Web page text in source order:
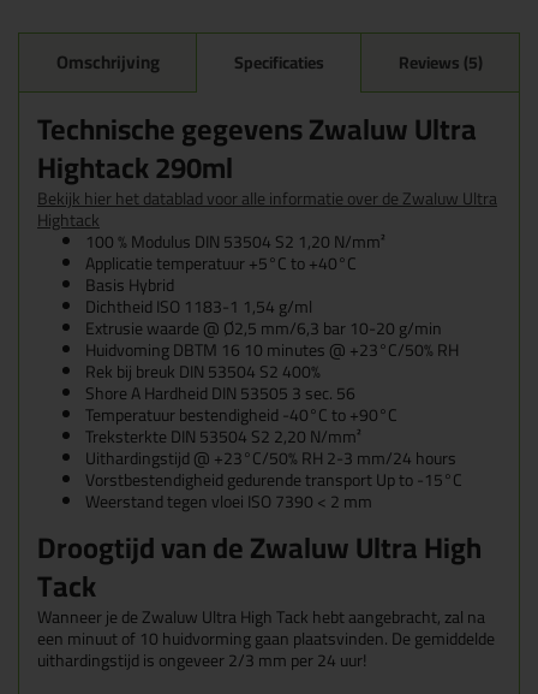
Omschrijving Specificaties Reviews (5)
Technische gegevens Zwaluw Ultra
Hightack 290ml
Bekijk hier het datablad voor alle informatie over de Zwaluw Ultra
Hightack
100 % Modulus DIN 53504 S2 1,20 N/mm²
Applicatie temperatuur +5°C to +40°C
Basis Hybrid
Dichtheid ISO 1183-1 1,54 g/ml
Extrusie waarde @ Ø2,5 mm/6,3 bar 10-20 g/min
Huidvoming DBTM 16 10 minutes @ +23°C/50% RH
Rek bij breuk DIN 53504 S2 400%
Shore A Hardheid DIN 53505 3 sec. 56
Temperatuur bestendigheid -40°C to +90°C
Treksterkte DIN 53504 S2 2,20 N/mm²
Uithardingstijd @ +23°C/50% RH 2-3 mm/24 hours
Vorstbestendigheid gedurende transport Up to -15°C
Weerstand tegen vloei ISO 7390 < 2 mm
Droogtijd van de Zwaluw Ultra High
Tack
Wanneer je de Zwaluw Ultra High Tack hebt aangebracht, zal na
een minuut of 10 huidvorming gaan plaatsvinden. De gemiddelde
uithardingstijd is ongeveer 2/3 mm per 24 uur!